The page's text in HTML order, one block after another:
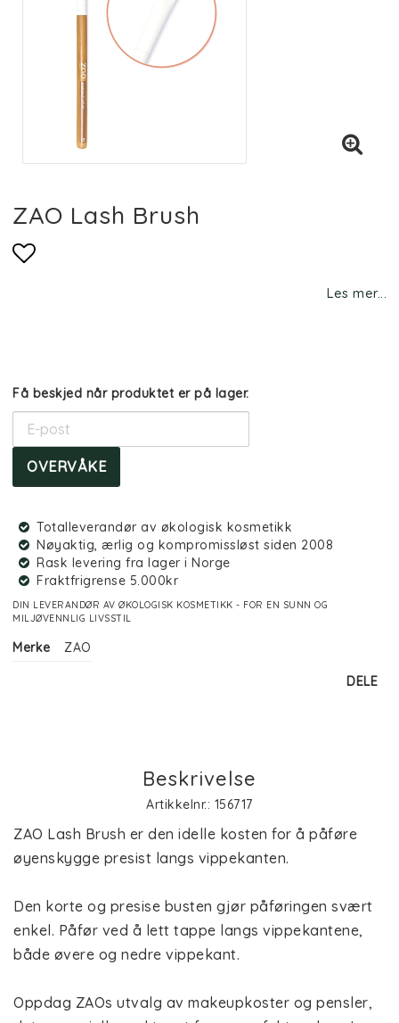
ZAO Lash Brush
Les mer...
Få beskjed når produktet er på lager.
OVERVÅKE
Totalleverandør av økologisk kosmetikk
Nøyaktig, ærlig og kompromissløst siden 2008
Rask levering fra lager i Norge
Fraktfrigrense 5.000kr
DIN LEVERANDØR AV ØKOLOGISK KOSMETIKK - FOR EN SUNN OG
MILJØVENNLIG LIVSSTIL
Merke ZAO
DELE
Beskrivelse
Artikkelnr.: 156717
ZAO Lash Brush er den idelle kosten for å påføre
øyenskygge presist langs vippekanten.
Den korte og presise busten gjør påføringen svært
enkel. Påfør ved å lett tappe langs vippekantene,
både øvere og nedre vippekant.
Oppdag ZAOs utvalg av makeupkoster og pensler,